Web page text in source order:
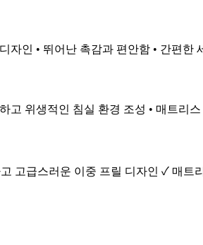
자인 • 뛰어난 촉감과 편안함 • 간편한
고 위생적인 침실 환경 조성 • 매트리
고급스러운 이중 프릴 디자인 ✓ 매트